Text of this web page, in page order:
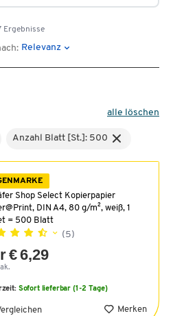
Ergebnisse
Relevanz
alle löschen
Anzahl Blatt [St.]: 500
Shop Select Kopierpapier
DIN A4, 80 g/m², weiß, 1
= 500 Blatt
(5)
€ 6,29
Sofort lieferbar (1-2 Tage)
Merken